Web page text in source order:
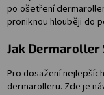
po ošetření
proniknou hlouběji do
Jak Dermaroller
Pro dosažení
dermarolleru. Zde je